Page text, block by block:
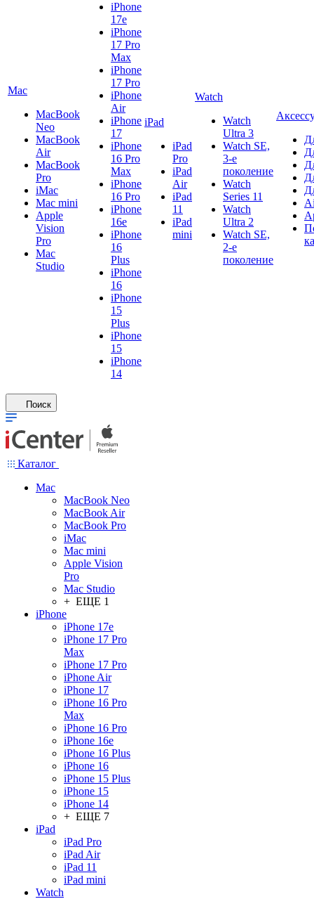
Mac
MacBook
Neo
MacBook
Air
MacBook
Pro
iMac
Mac mini
Apple
Vision
Pro
Mac
Studio
iPhone
17e
iPhone
17 Pro
Max
iPhone
17 Pro
iPhone
Air
iPhone
17
iPhone
16 Pro
Max
iPhone
16 Pro
iPhone
16e
iPhone
16
Plus
iPhone
16
iPhone
15
Plus
iPhone
15
iPhone
14
iPad
iPad
Pro
iPad
Air
iPad
11
iPad
mini
Watch
Watch
Ultra 3
Watch SE,
3-е
поколение
Watch
Series 11
Watch
Ultra 2
Watch SE,
2-е
поколение
Поиск
Каталог
Mac
MacBook Neo
MacBook Air
MacBook Pro
iMac
Mac mini
Apple Vision
Pro
Mac Studio
+ ЕЩЕ 1
iPhone
iPhone 17e
iPhone 17 Pro
Max
iPhone 17 Pro
iPhone Air
iPhone 17
iPhone 16 Pro
Max
iPhone 16 Pro
iPhone 16e
iPhone 16 Plus
iPhone 16
iPhone 15 Plus
iPhone 15
iPhone 14
+ ЕЩЕ 7
iPad
iPad Pro
iPad Air
iPad 11
iPad mini
Watch